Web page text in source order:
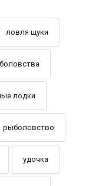
ловля щуки
лодки
рыболовство
удочка